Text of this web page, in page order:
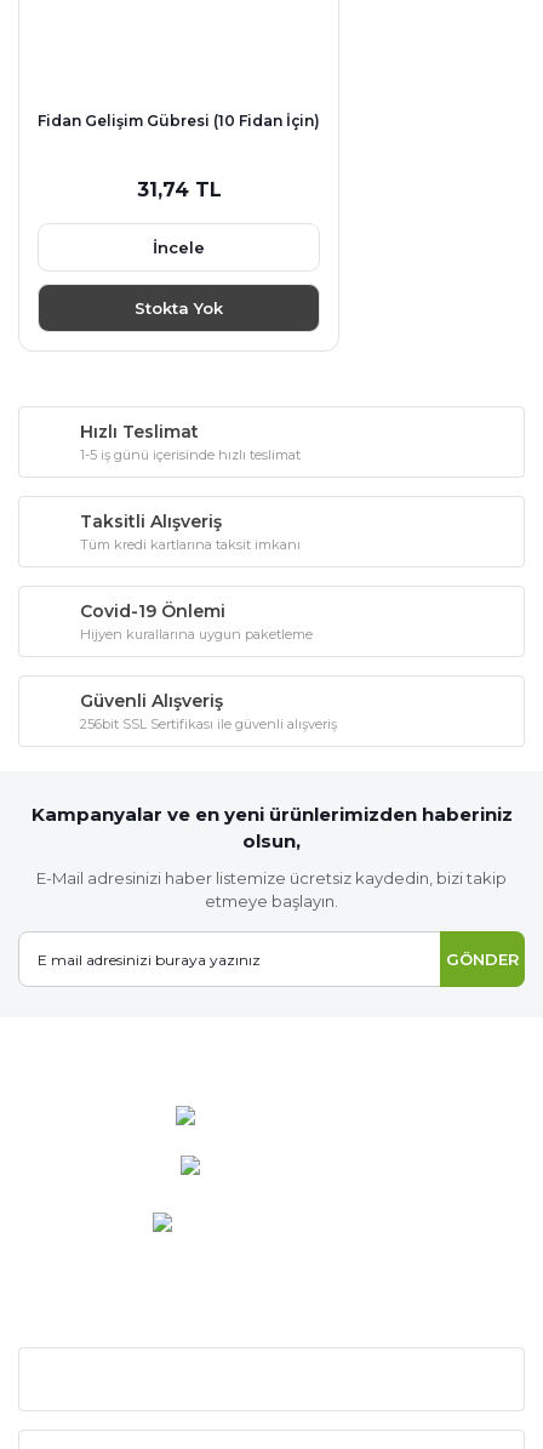
Fidan Gelişim Gübresi (10 Fidan İçin)
31,74 TL
İncele
Stokta Yok
Hızlı Teslimat
1-5 iş günü içerisinde hızlı teslimat
Taksitli Alışveriş
Tüm kredi kartlarına taksit imkanı
Covid-19 Önlemi
Hijyen kurallarına uygun paketleme
Güvenli Alışveriş
256bit SSL Sertifikası ile güvenli alışveriş
Kampanyalar ve en yeni ürünlerimizden haberiniz
olsun,
E-Mail adresinizi haber listemize ücretsiz kaydedin, bizi takip
etmeye başlayın.
GÖNDER